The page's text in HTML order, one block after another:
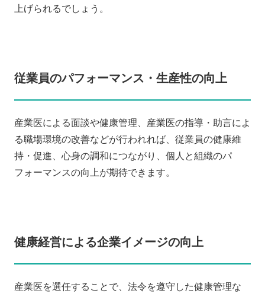
上げられるでしょう。
従業員のパフォーマンス・生産性の向上
産業医による面談や健康管理、産業医の指導・助言によ
る職場環境の改善などが行われれば、従業員の健康維
持・促進、心身の調和につながり、個人と組織のパ
フォーマンスの向上が期待できます。
健康経営による企業イメージの向上
産業医を選任することで、法令を遵守した健康管理な